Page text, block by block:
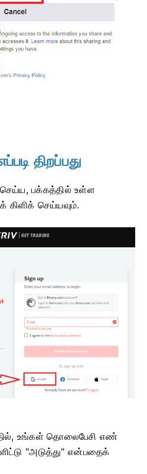
திறப்பது
செய்ய, பக்கத்தில் உள்ள
செய்யவும்.
உங்கள் தொலைபேசி எண்
"அடுத்து" என்பதைக்